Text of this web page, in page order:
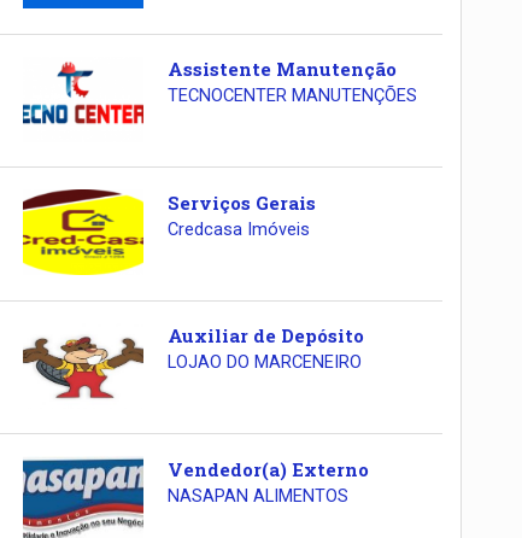
Assistente Manutenção
TECNOCENTER MANUTENÇÕES
Serviços Gerais
Credcasa Imóveis
Auxiliar de Depósito
LOJAO DO MARCENEIRO
Vendedor(a) Externo
NASAPAN ALIMENTOS